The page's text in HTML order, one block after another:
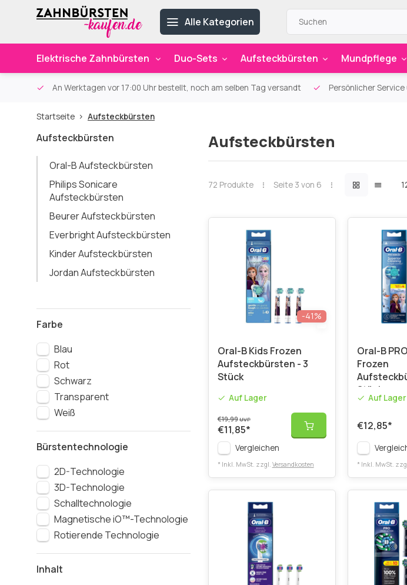
Alle Kategorien
Elektrische Zahnbürsten Duo-Sets Aufsteckbürsten Mundpflege
An Werktagen vor 17:00 Uhr bestellt, noch am selben Tag versandt Persönlicher
Startseite Aufsteckbürsten
Aufsteckbürsten
Oral-B Aufsteckbürsten
Philips Sonicare
Aufsteckbürsten
Beurer Aufsteckbürsten
Everbright Aufsteckbürsten
Kinder Aufsteckbürsten
Jordan Aufsteckbürsten
Farbe
Blau
Rot
Schwarz
Transparent
Weiß
Bürstentechnologie
2D-Technologie
3D-Technologie
Schalltechnologie
Magnetische iO™-Technologie
Rotierende Technologie
Inhalt
Aufsteckbürsten
72 Produkte Seite 3 von 6
-41%
Oral-B Kids Frozen
Aufsteckbürsten - 3
Stück
Auf Lager
€19,99UVP
€11,85*
Vergleichen
* Inkl. MwSt. zzgl. Versandkosten
Oral-B
Frozen
Stück
Auf Lager
€12,85*
* Inkl. MwSt.